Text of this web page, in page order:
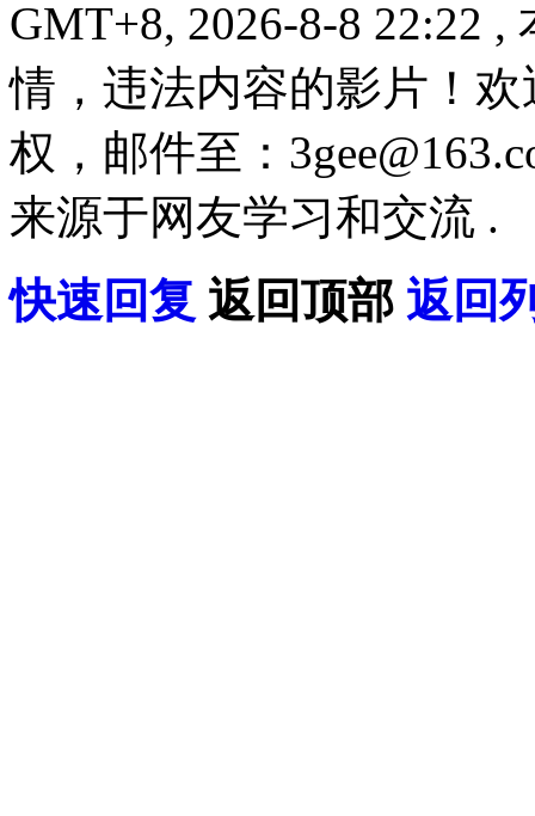
GMT+8, 2026-8-8 22:22 ,
情，违法内容的影片！
权，邮件至：
来源于网友学习和交流 .
快速回复 返回顶部 返回